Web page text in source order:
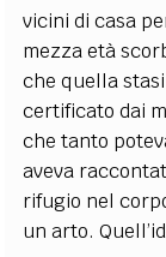
vicini di casa
mezza età
che quella
certificato dai
che tanto
aveva
rifugio nel
un arto.